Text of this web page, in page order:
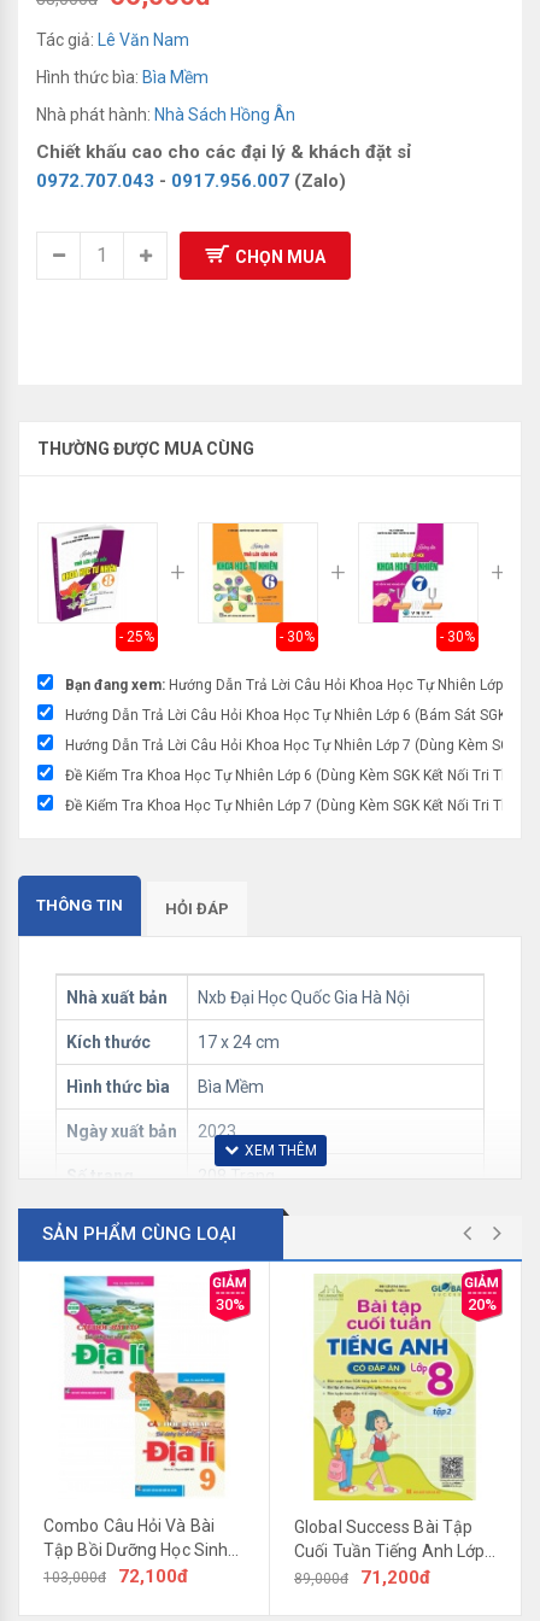
Sách Luyện Thi Olympic
Tác giả:
Lê Văn Nam
Hình thức bìa: Bìa Mềm
Nhà phát hành: Nhà Sách Hồng Ân
Chiết khấu cao cho các đại lý & khách đặt sỉ
0972.707.043 - 0917.956.007 (Zalo)
CHỌN MUA
THƯỜNG ĐƯỢC MUA CÙNG
- 25% - 30% - 30%
Bạn đang xem: Hướng Dẫn Trả Lời Câu Hỏi Khoa Học Tự Nhiên Lớp 8
Hướng Dẫn Trả Lời Câu Hỏi Khoa Học Tự Nhiên Lớp 6 (Bám Sát SGK
Hướng Dẫn Trả Lời Câu Hỏi Khoa Học Tự Nhiên Lớp 7 (Dùng Kèm SGK
Đề Kiểm Tra Khoa Học Tự Nhiên Lớp 6 (Dùng Kèm SGK Kết Nối Tri Thức
Đề Kiểm Tra Khoa Học Tự Nhiên Lớp 7 (Dùng Kèm SGK Kết Nối Tri Thức
THÔNG TIN HỎI ĐÁP
Nhà xuất bản Nxb Đại Học Quốc Gia Hà Nội
Kích thước 17 x 24 cm
Hình thức bìa Bìa Mềm
Ngày xuất bản 2023
Trọng lượng
Hướng Dẫn Trả Lời Câu Hỏi Khoa Học Tự Nhiên
Lớp 8 (Dùng Kèm SGK Kết Nối Tri Thức Với Cuộc
Sống)giúp quý Thầy, Cô, các bậc phụ huynh và các
SẢN PHẨM CÙNG LOẠI
30%
Combo Câu Hỏi Và Bài
Tập Bồi Dưỡng Học Sinh
Giỏi Địa Lí Lớp 8, 9 (Dùng
103,000đ 72,100đ
20%
Global Success Bài Tập
Cuối Tuần Tiếng Anh Lớp
8 Tập 2 (Có Đáp Án)
89,000đ 71,200đ